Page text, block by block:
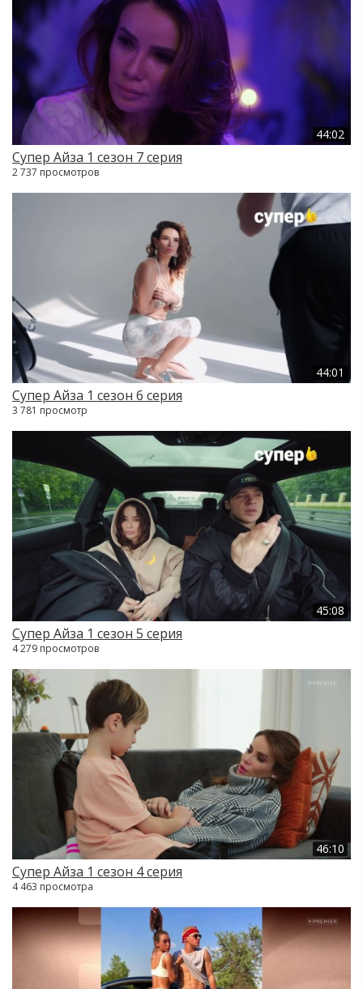
44:02
Супер Айза 1 сезон 7 серия
2 737 просмотров
44:01
Супер Айза 1 сезон 6 серия
3 781 просмотр
45:08
Супер Айза 1 сезон 5 серия
4 279 просмотров
46:10
Супер Айза 1 сезон 4 серия
4 463 просмотра